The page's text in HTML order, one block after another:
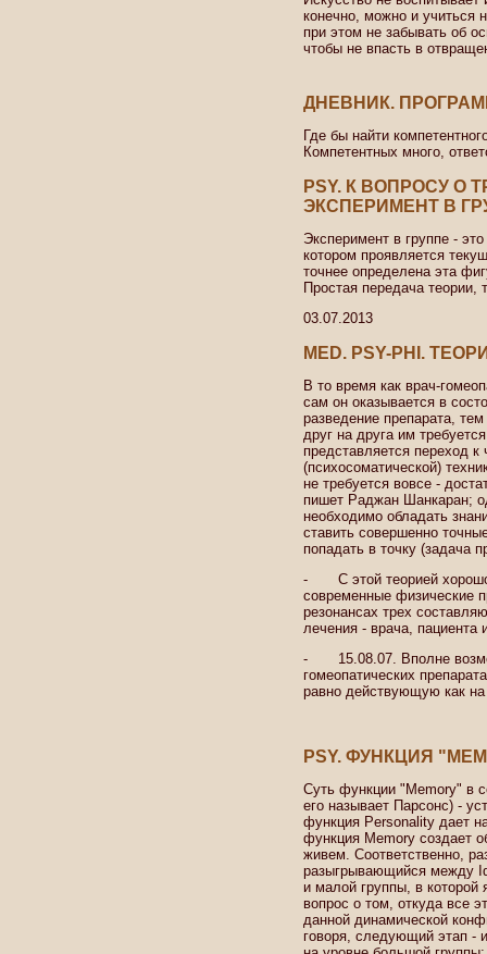
конечно, можно и учиться
при этом не забывать об
чтобы не впасть в
ДНЕВНИК.
Где бы найти
Компетентных много,
PSY. К ВОПРОСУ О
ЭКСПЕРИМЕНТ В
Эксперимент в группе -
котором проявляется
точнее определена эта
Простая передача
03.07.2013
MED. PSY-PHI.
В то время как врач-
сам он оказывается в
разведение препарата, тем
друг на друга им
представляется переход к
(психосоматической)
не требуется вовсе -
пишет Раджан Шанкаран;
необходимо обладать
ставить совершенно
попадать в точку (задача
- С этой теорией хорошо
современные физические
резонансах трех
лечения - врача, пациента
- 15.08.07. Вполне
гомеопатических
равно действующую как на
PSY. ФУНКЦИЯ
Суть функции "Memory" в
его называет Парсонс) -
функция Personality дает
функция Memory создает
живем. Соответственно,
разыгрывающийся между
и малой группы, в
вопрос о том, откуда все
данной динамической
говоря, следующий этап -